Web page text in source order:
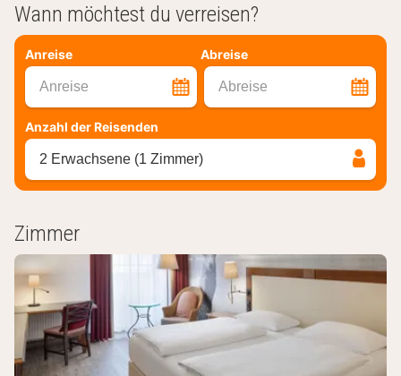
Wann möchtest du verreisen?
Anreise Abreise
Anreise Abreise
Anzahl der Reisenden
2 Erwachsene (1 Zimmer)
Zimmer